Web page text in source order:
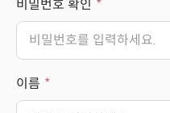
비밀번호 확인
이름